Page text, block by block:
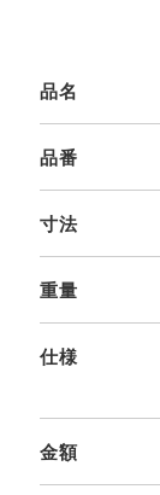
品名
品番
寸法
重量
仕様
金額